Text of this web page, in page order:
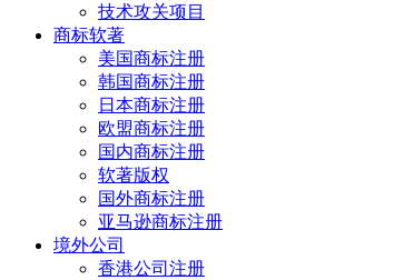
技术攻关项目
商标软著
美国商标注册
韩国商标注册
日本商标注册
欧盟商标注册
国内商标注册
软著版权
国外商标注册
亚马逊商标注册
境外公司
香港公司注册